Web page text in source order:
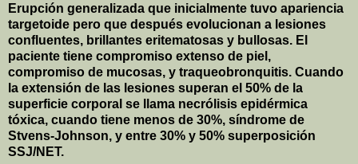
Erupción generalizada que inicialmente tuvo apariencia
targetoide pero que después evolucionan a lesiones
confluentes, brillantes eritematosas y bullosas. El
paciente tiene compromiso extenso de piel,
compromiso de mucosas, y traqueobronquitis. Cuando
la extensión de las lesiones superan el 50% de la
superficie corporal se llama necrólisis epidérmica
tóxica, cuando tiene menos de 30%, síndrome de
Stvens-Johnson, y entre 30% y 50% superposición
SSJ/NET.